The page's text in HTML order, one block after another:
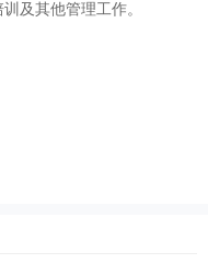
及其他管理工作。